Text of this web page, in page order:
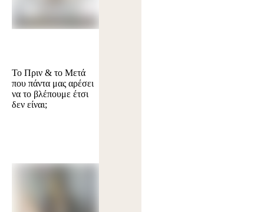
Το Πριν & το Μετά
που πάντα μας αρέσει
να το βλέπουμε έτσι
δεν είναι;